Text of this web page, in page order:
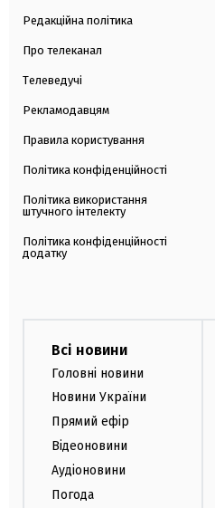
Редакційна політика
Про телеканал
Телеведучі
Рекламодавцям
Правила користування
Політика конфіденційності
Політика використання
штучного інтелекту
Політика конфіденційності
додатку
Всі новини
Головні новини
Новини України
Прямий ефір
Відеоновини
Аудіоновини
Погода